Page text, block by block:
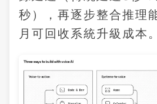
秒），再逐步整合推理
月可回收系統升級成本。